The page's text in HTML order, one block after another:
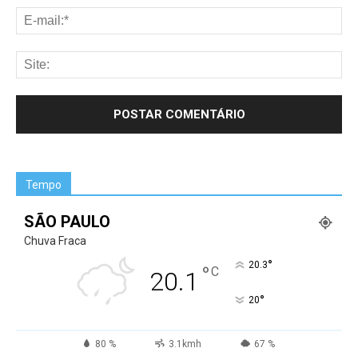
Tempo
SÃO PAULO
Chuva Fraca
20.1 °C 20.3°
20°
80 % 3.1kmh 67 %